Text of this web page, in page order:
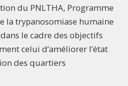
du PNLTHA, Programme
la trypanosomiase humaine
le cadre des objectifs
celui d’améliorer l’état
des quartiers